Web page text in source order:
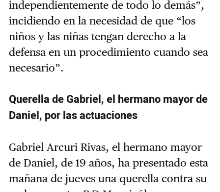
independientemente de todo lo demás”,
incidiendo en la necesidad de que “los
niños y las niñas tengan derecho a la
defensa en un procedimiento cuando sea
necesario”.
Querella de Gabriel, el hermano mayor de
Daniel, por las actuaciones
Gabriel Arcuri Rivas, el hermano mayor
de Daniel, de 19 años, ha presentado esta
mañana de jueves una querella contra su